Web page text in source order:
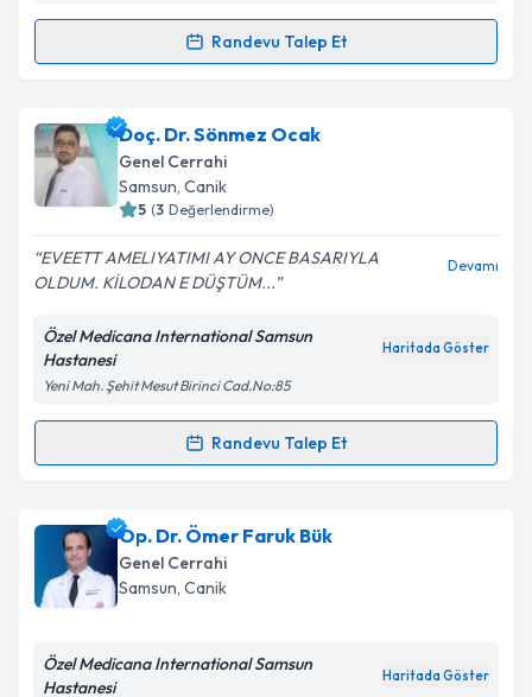
Kişisel verilerimin işlenmesine ilişkinAydınlatma
kapsamda işlenmesini kabul ediyorum.
Takvim Talebini Gönder
Randevu Talep Et
Randevu Takvimi Talebi
Prof. Dr. Gültekin Ozan Küçük
talebi oluşturun. Size bu uzmandan randevu almanız
için bir takvim hazırlandığında e-posta ile
bilgilendireceğiz.
E-posta Adresiniz
Kişisel verilerimin işlenmesine ilişkin
Metni'ni okudum ve kişisel verilerimin belirtilen
kapsamda işlenmesini kabul ediyorum.
Doç. Dr. Sönmez Ocak
Genel Cerrahi
Samsun, Canik
5 (3 Değerlendirme)
EVEETT AMELIYATIMI AY ONCE BASARIYLA
OLDUM. KİLODAN E DÜŞTÜM...
Devamı
Özel Medicana International Samsun
Hastanesi
Haritada Göster
Yeni Mah. Şehit Mesut Birinci Cad.No:85
Randevu Talep Et
Randevu Takvimi Talebi
Doç. Dr. Sönmez Ocakiçin randevu takvimi talebi
oluşturun. Size bu uzmandan randevu almanız için bir
takvim hazırlandığında e-posta ile bilgilendireceğiz.
Op. Dr. Ömer Faruk Bük
Genel Cerrahi
Samsun, Canik
Özel Medicana International Samsun
Hastanesi
Haritada Göster